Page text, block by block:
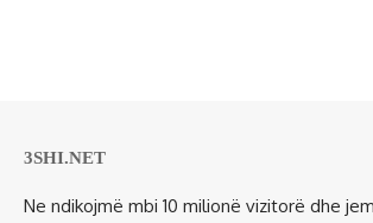
3SHI.NET
Ne ndikojmë mbi 10 milionë vizitorë dhe